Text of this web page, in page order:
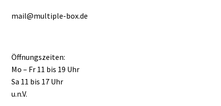
mail@multiple-box.de
Öffnungszeiten:
Mo – Fr 11 bis 19 Uhr
Sa 11 bis 17 Uhr
u.n.V.